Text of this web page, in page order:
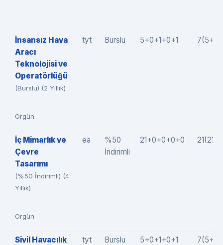
İnsansız Hava
Aracı
Teknolojisi ve
Operatörlüğü
(Burslu) (2 Yıllık)
Örgün
tyt Burslu 5+0+1+0+1
İç Mimarlık ve
Çevre
Tasarımı
(%50 İndirimli) (4
Yıllık)
Örgün
ea
%50
İndirimli
21+0+0+0+0
Sivil Havacılık
tyt Burslu 5+0+1+0+1